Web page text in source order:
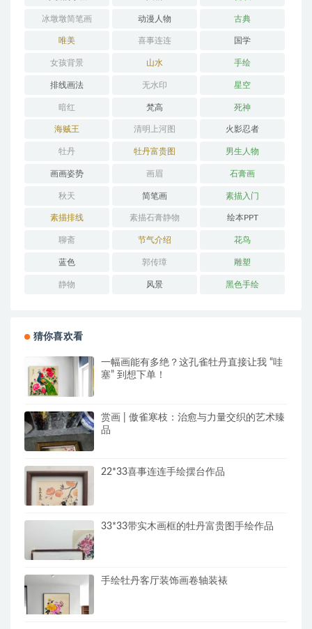
冰墩墩简笔画 动漫人物 古典
唯美 喜事连连 国学
女孩背景 山水 手绘
排线画法 无水印 星空
暗红 梵高 死神
海贼王 清明上河图 火影忍者
牡丹 牡丹富贵图 男生人物
画画姿势 画眉 石膏画
秋天 简笔画 素描入门
素描排线 素描石膏静物 绘本PPT
聊斋 节气介绍 花鸟
蓝色 郭传璋 雕塑
静物 风景 黑色手绘
猜你喜欢看
一幅画能有多绝？这孔雀牡丹直接让我 “哇
塞” 到想下单！
赏画 | 傲雀寒枝：治愈与力量交织的艺术臻
品
22*33喜事连连手绘摆台作品
33*33带实木画框的牡丹富贵图手绘作品
手绘牡丹客厅装饰画卷轴装裱